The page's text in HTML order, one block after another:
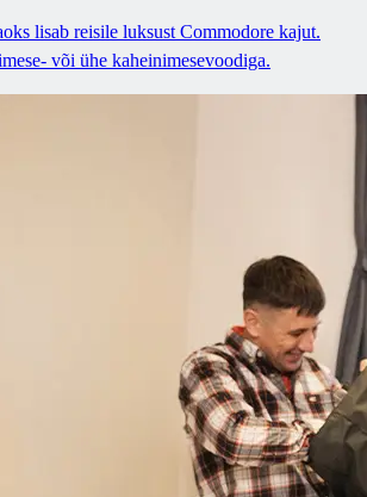
lisab reisile luksust Commodore kajut.
või ühe kaheinimesevoodiga.